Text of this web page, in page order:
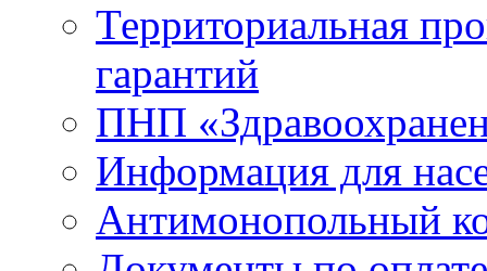
Территориальная
гарантий
ПНП
Информация для
Антимонопольный